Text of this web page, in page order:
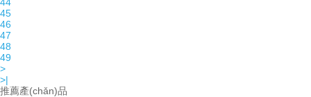
45
46
47
48
49
>
>|
推薦產(chǎn)品